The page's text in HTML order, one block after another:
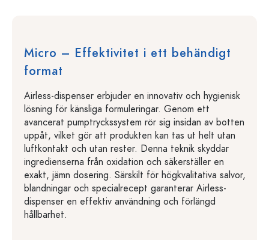
Micro – Effektivitet i ett behändigt
format
Airless-dispenser erbjuder en innovativ och hygienisk
lösning för känsliga formuleringar. Genom ett
avancerat pumptryckssystem rör sig insidan av botten
uppåt, vilket gör att produkten kan tas ut helt utan
luftkontakt och utan rester. Denna teknik skyddar
ingredienserna från oxidation och säkerställer en
exakt, jämn dosering. Särskilt för högkvalitativa salvor,
blandningar och specialrecept garanterar Airless-
dispenser en effektiv användning och förlängd
hållbarhet.